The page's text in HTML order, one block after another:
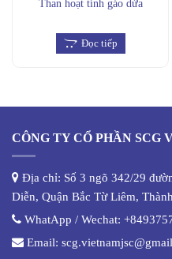
Than hoạt tính gáo dừa
Đọc tiếp
CÔNG TY CỔ PHẦN SCG
Địa chỉ: Số 3 ngõ 342/29
Diễn, Quận Bắc Từ Liêm,
WhatApp / Wechat:
Email: